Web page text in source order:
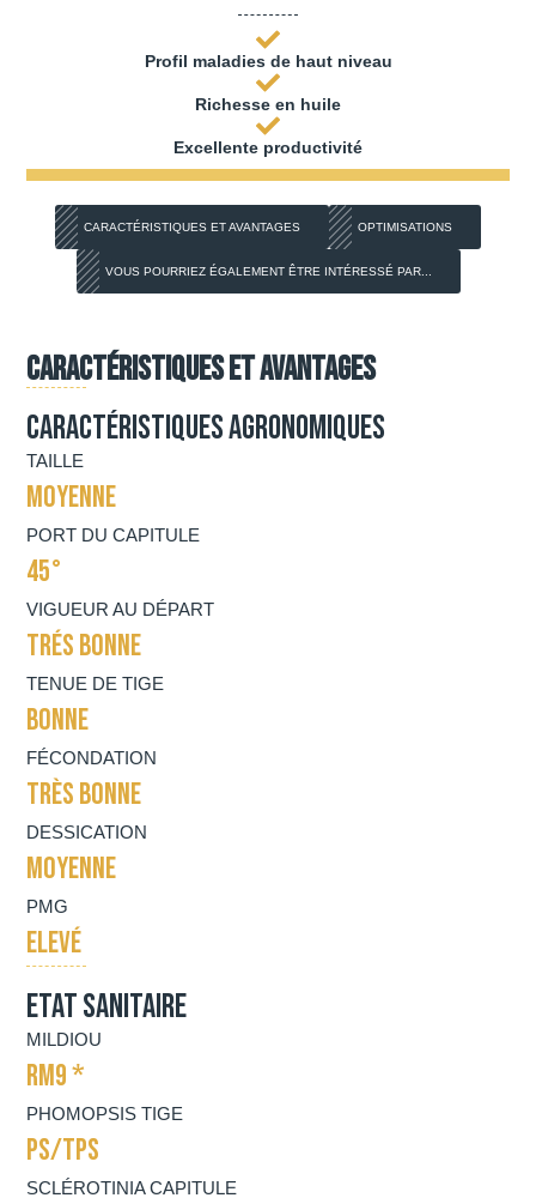
Profil maladies de haut niveau
Richesse en huile
Excellente productivité
CARACTÉRISTIQUES ET AVANTAGES OPTIMISATIONS
VOUS POURRIEZ ÉGALEMENT ÊTRE INTÉRESSÉ PAR...
Caractéristiques et avantages
Caractéristiques agronomiques
TAILLE
MOYENNE
PORT DU CAPITULE
45°
VIGUEUR AU DÉPART
TRÉS BONNE
TENUE DE TIGE
BONNE
FÉCONDATION
TRÈS BONNE
DESSICATION
MOYENNE
PMG
ELEVÉ
Etat sanitaire
MILDIOU
RM9 *
PHOMOPSIS TIGE
PS/TPS
SCLÉROTINIA CAPITULE